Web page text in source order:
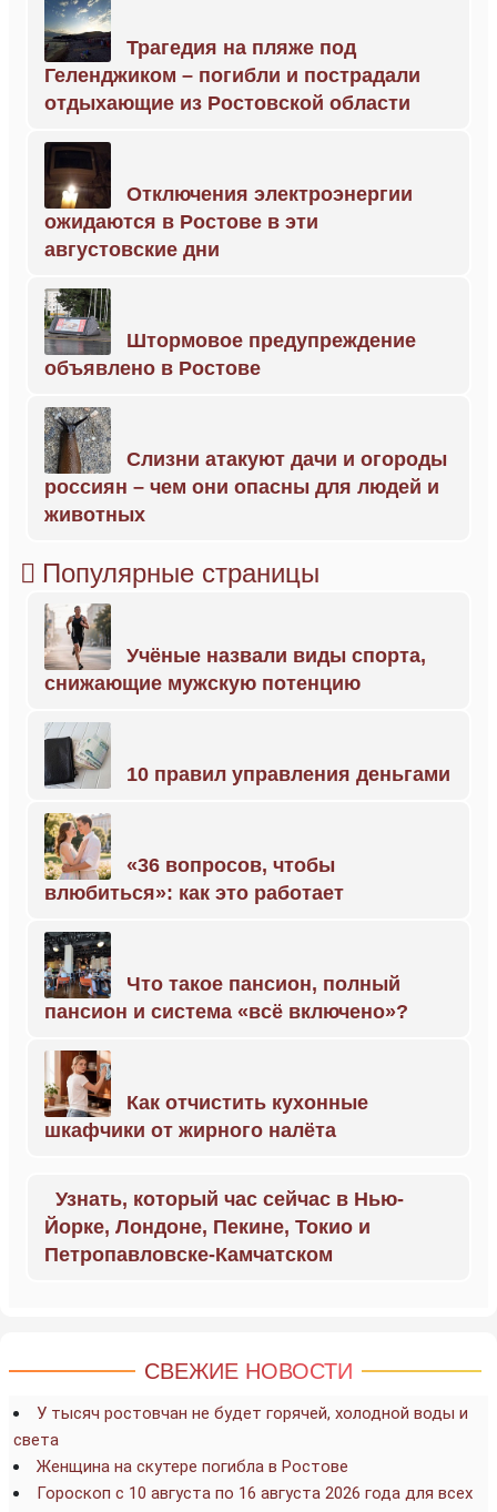
Трагедия на пляже под
Геленджиком – погибли и пострадали
отдыхающие из Ростовской области
Отключения электроэнергии
ожидаются в Ростове в эти
августовские дни
Штормовое предупреждение
объявлено в Ростове
Слизни атакуют дачи и огороды
россиян – чем они опасны для людей и
животных
Популярные страницы
Учёные назвали виды спорта,
снижающие мужскую потенцию
10 правил управления деньгами
«36 вопросов, чтобы
влюбиться»: как это работает
Что такое пансион, полный
пансион и система «всё включено»?
Как отчистить кухонные
шкафчики от жирного налёта
Узнать, который час сейчас в Нью-
Йорке, Лондоне, Пекине, Токио и
Петропавловске-Камчатском
СВЕЖИЕ НОВОСТИ
У тысяч ростовчан не будет горячей, холодной воды и
света
Женщина на скутере погибла в Ростове
Гороскоп с 10 августа по 16 августа 2026 года для всех